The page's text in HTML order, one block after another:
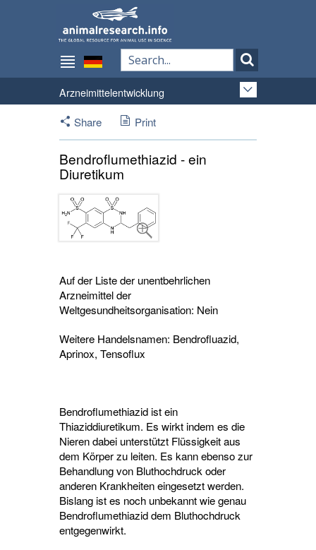
Arzneimittelentwicklung
Share
Print
Bendroflumethiazid - ein
Diuretikum
Auf der Liste der unentbehrlichen
Arzneimittel der
Weltgesundheitsorganisation: Nein
Weitere Handelsnamen: Bendrofluazid,
Aprinox, Tensoflux
Bendroflumethiazid ist ein
Thiaziddiuretikum. Es wirkt indem es die
Nieren dabei unterstützt Flüssigkeit aus
dem Körper zu leiten. Es kann ebenso zur
Behandlung von Bluthochdruck oder
anderen Krankheiten eingesetzt werden.
Bislang ist es noch unbekannt wie genau
Bendroflumethiazid dem Bluthochdruck
entgegenwirkt.